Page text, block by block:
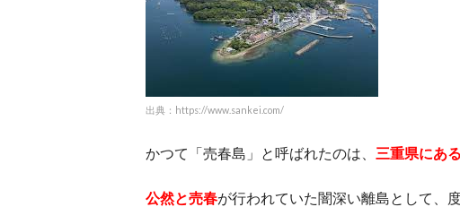
出典：https://www.sankei.com/
かつて「売春島」と呼ばれたのは、 三重県にあ
公然と売春が行われていた闇深い離島として、